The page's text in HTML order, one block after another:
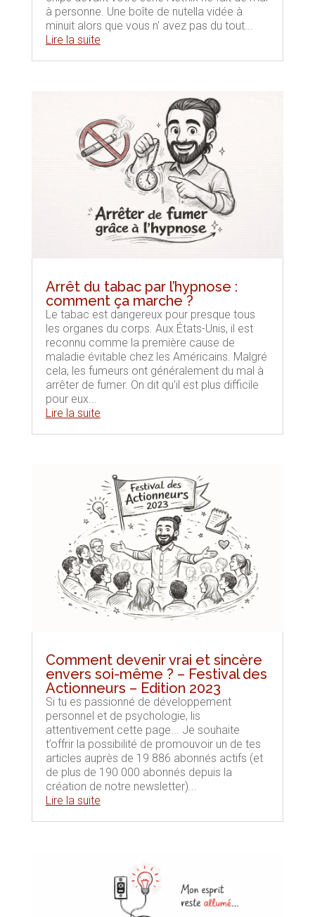
à personne. Une boîte de nutella vidée à
minuit alors que vous n' avez pas du tout...
Lire la suite
Arrêt du tabac par l’hypnose :
comment ça marche ?
Le tabac est dangereux pour presque tous
les organes du corps. Aux États-Unis, il est
reconnu comme la première cause de
maladie évitable chez les Américains. Malgré
cela, les fumeurs ont généralement du mal à
arrêter de fumer. On dit qu'il est plus difficile
pour eux...
Lire la suite
Comment devenir vrai et sincère
envers soi-même ? – Festival des
Actionneurs – Edition 2023
Si tu es passionné de développement
personnel et de psychologie, lis
attentivement cette page... Je souhaite
t’offrir la possibilité de promouvoir un de tes
articles auprès de 19 886 abonnés actifs (et
de plus de 190 000 abonnés depuis la
création de notre newsletter)...
Lire la suite